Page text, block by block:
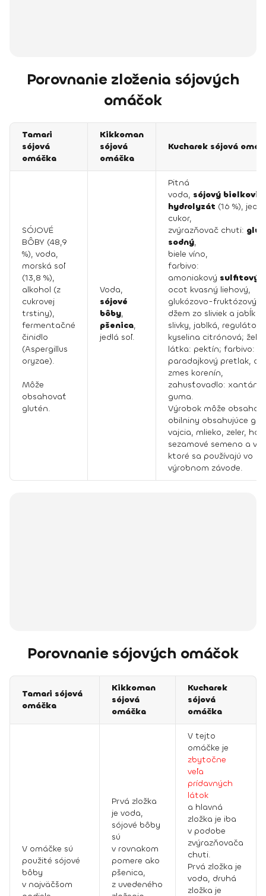
Porovnanie zloženia sójových
omáčok
Tamari
sójová
omáčka
Kikkoman
sójová
omáčka
Kucharek sójová
SÓJOVÉ
BÔBY (48,9
%), voda,
morská soľ
(13,8 %),
alkohol (z
cukrovej
trstiny),
fermentačné
činidlo
(Aspergillus
oryzae).
Môže
obsahovať
glutén.
Voda,
sójové
bôby,
pšenica,
jedlá soľ.
Pitná
voda, sójový
hydrolyzát (16 %),
cukor,
zvýrazňovač chuti:
sodný,
biele víno,
farbivo:
amoniakový sulfitový
ocot kvasný liehový,
glukózovo-fruktózový
džem zo sliviek a jabĺk
slivky, jablká, regulátor
kyselina citrónová;
látka: pektín; farbivo:
paradajkový pretlak,
zmes korenín,
zahusťovadlo:
guma.
Výrobok môže
obilniny obsahujúce
vajcia, mlieko, zeler,
sezamové semeno a
ktoré sa používajú vo
výrobnom závode.
Porovnanie sójových omáčok
Tamari sójová
omáčka
Kikkoman
sójová
omáčka
Kucharek
sójová
omáčka
V omáčke sú
použité sójové
bôby
v najväčšom
Prvá zložka
je voda,
sójové bôby
sú
v rovnakom
pomere ako
pšenica,
z uvedeného
V tejto
omáčke je
zbytočne
veľa
prídavných
látok
a hlavná
zložka je iba
v podobe
zvýrazňovača
chuti.
Prvá zložka je
voda, druhá
zložka je